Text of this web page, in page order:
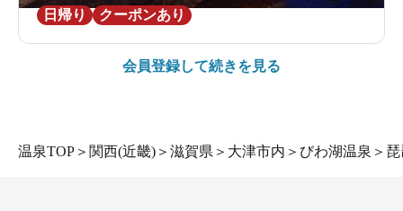
日帰り
クーポンあり
会員登録して続きを見る
温泉TOP ＞ 関西(近畿) ＞ 滋賀県 ＞ 大津市内 ＞ びわ湖温泉 ＞